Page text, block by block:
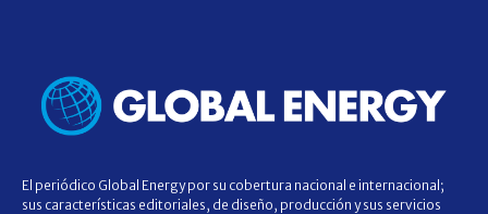
El periódico Global Energy por su cobertura nacional e internacional;
sus características editoriales, de diseño, producción y sus servicios